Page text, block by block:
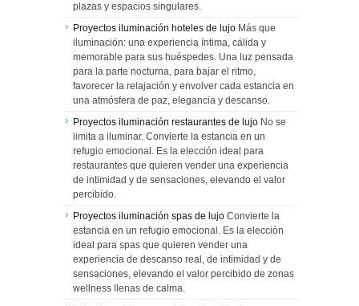
plazas y espacios singulares.
Proyectos iluminación hoteles de lujo Más que
iluminación: una experiencia íntima, cálida y
memorable para sus huéspedes. Una luz pensada
para la parte nocturna, para bajar el ritmo,
favorecer la relajación y envolver cada estancia en
una atmósfera de paz, elegancia y descanso.
Proyectos iluminación restaurantes de lujo No se
limita a iluminar. Convierte la estancia en un
refugio emocional. Es la elección ideal para
restaurantes que quieren vender una experiencia
de intimidad y de sensaciones, elevando el valor
percibido.
Proyectos iluminación spas de lujo Convierte la
estancia en un refugio emocional. Es la elección
ideal para spas que quieren vender una
experiencia de descanso real, de intimidad y de
sensaciones, elevando el valor percibido de zonas
wellness llenas de calma.